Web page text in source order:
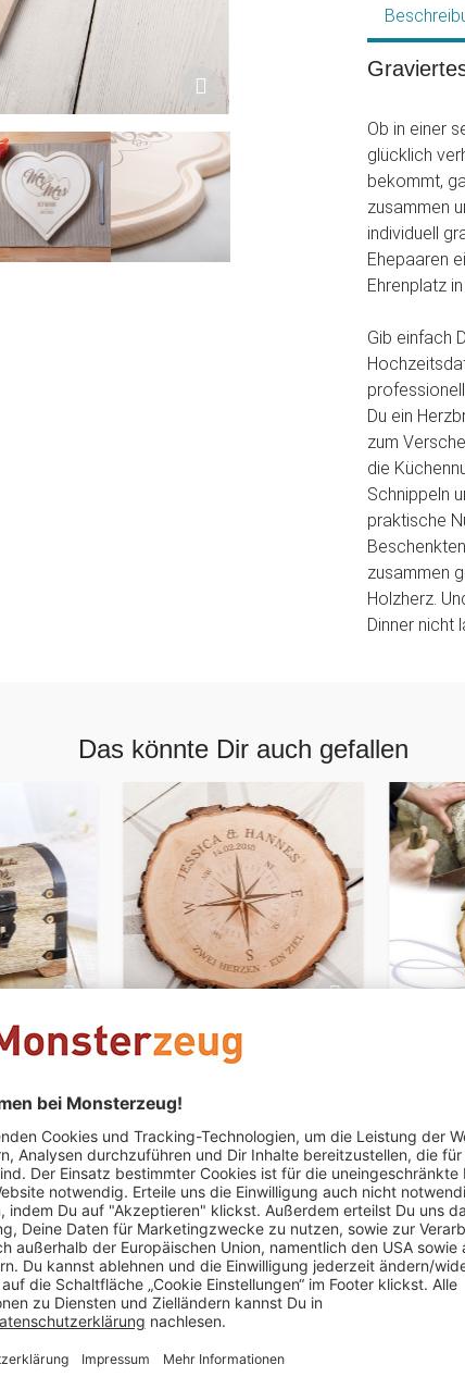
Ob in einer
glücklich
bekommt,
zusammen
individuell
Ehepaaren
Ehrenplatz
Gib einfach
Du ein
zum
die
Schnippeln
praktische
zusammen
Holzherz.
Dinner nicht
Das könnte Dir auch gefallen
-
Baumscheibe mit Gravur -
Liebeskompass
€ 24,95